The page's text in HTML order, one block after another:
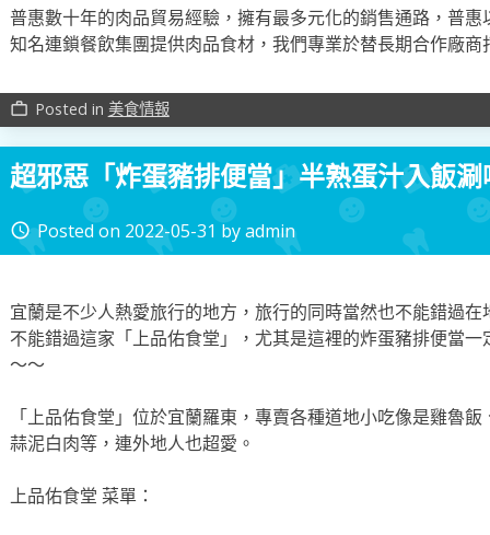
普惠數十年的肉品貿易經驗，擁有最多元化的銷售通路，普惠
知名連鎖餐飲集團提供肉品食材，我們專業於替長期合作廠商
work_outline Posted in 美食情報
超邪惡「炸蛋豬排便當」半熟蛋汁入飯
access_time Posted on 2022-05-31 byadmin
宜蘭是不少人熱愛旅行的地方，旅行的同時當然也不能錯過
不能錯過這家「上品佑食堂」，尤其是這裡的炸蛋豬排便當
～～
「上品佑食堂」位於宜蘭羅東，專賣各種道地小吃像是雞魯
蒜泥白肉等，連外地人也超愛。
上品佑食堂 菜單：